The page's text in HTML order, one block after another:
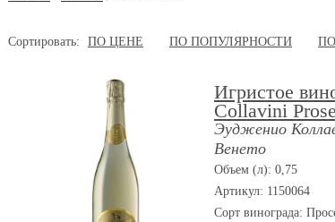
Сортировать: ПО ЦЕНЕ ПО ПОПУЛЯРНОСТИ
Игристое
Collavini
Эудженио
Венето
Объем (л): 0,75
Артикул: 1150064
Сорт винограда: